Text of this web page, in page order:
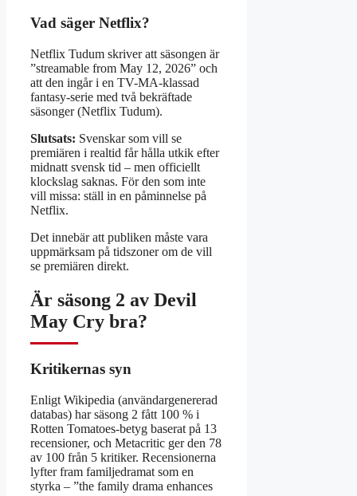
Vad säger Netflix?
Netflix Tudum skriver att säsongen är
”streamable from May 12, 2026” och
att den ingår i en TV-MA-klassad
fantasy-serie med två bekräftade
säsonger (Netflix Tudum).
Slutsats: Svenskar som vill se
premiären i realtid får hålla utkik efter
midnatt svensk tid – men officiellt
klockslag saknas. För den som inte
vill missa: ställ in en påminnelse på
Netflix.
Det innebär att publiken måste vara
uppmärksam på tidszoner om de vill
se premiären direkt.
Är säsong 2 av Devil
May Cry bra?
Kritikernas syn
Enligt Wikipedia (användargenererad
databas) har säsong 2 fått 100 % i
Rotten Tomatoes-betyg baserat på 13
recensioner, och Metacritic ger den 78
av 100 från 5 kritiker. Recensionerna
lyfter fram familjedramat som en
styrka – ”the family drama enhances